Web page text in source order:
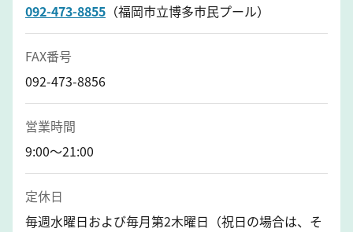
092-473-8855 （福岡市立博多市民プール）
FAX番号
092-473-8856
営業時間
9:00～21:00
定休日
毎週水曜日および毎月第2木曜日（祝日の場合は、そ